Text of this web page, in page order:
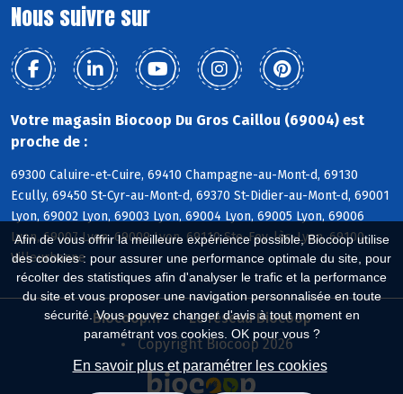
Afin de vous offrir la meilleure expérience possible, Biocoop utilise
des cookies : pour assurer une performance optimale du site, pour
récolter des statistiques afin d'analyser le trafic et la performance
du site et vous proposer une navigation personnalisée en toute
sécurité. Vous pouvez changer d'avis à tout moment en
paramétrant vos cookies. OK pour vous ?
En savoir plus et paramétrer les cookies
Nous suivre sur
Votre magasin Biocoop Du Gros Caillou (69004) est
proche de :
69300 Caluire-et-Cuire, 69410 Champagne-au-Mont-d, 69130
Ecully, 69450 St-Cyr-au-Mont-d, 69370 St-Didier-au-Mont-d, 69001
Lyon, 69002 Lyon, 69003 Lyon, 69004 Lyon, 69005 Lyon, 69006
Lyon, 69007 Lyon, 69009 Lyon, 69110 Ste-Foy-lès-Lyon, 69100
Villeurbanne
Biocoop.fr
Le réseau Biocoop
Copyright Biocoop 2026